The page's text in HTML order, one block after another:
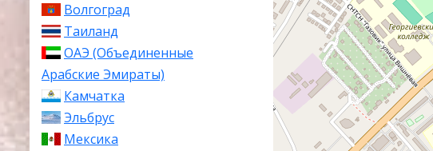
Волгоград
Таиланд
ОАЭ (Объединенные
Арабские Эмираты)
Камчатка
Эльбрус
Мексика